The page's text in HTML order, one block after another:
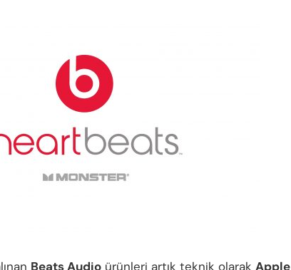
Beats Audio ürünleri artık teknik olarak Apple